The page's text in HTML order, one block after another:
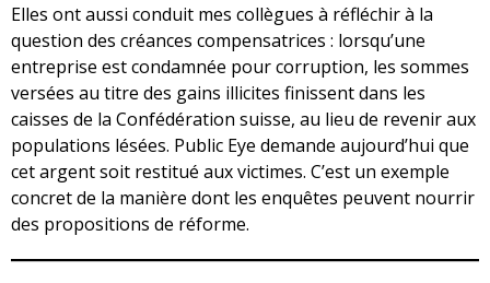
Elles ont aussi conduit mes collègues à réfléchir à la
question des créances compensatrices : lorsqu’une
entreprise est condamnée pour corruption, les sommes
versées au titre des gains illicites finissent dans les
caisses de la Confédération suisse, au lieu de revenir aux
populations lésées. Public Eye demande aujourd’hui que
cet argent soit restitué aux victimes. C’est un exemple
concret de la manière dont les enquêtes peuvent nourrir
des propositions de réforme.